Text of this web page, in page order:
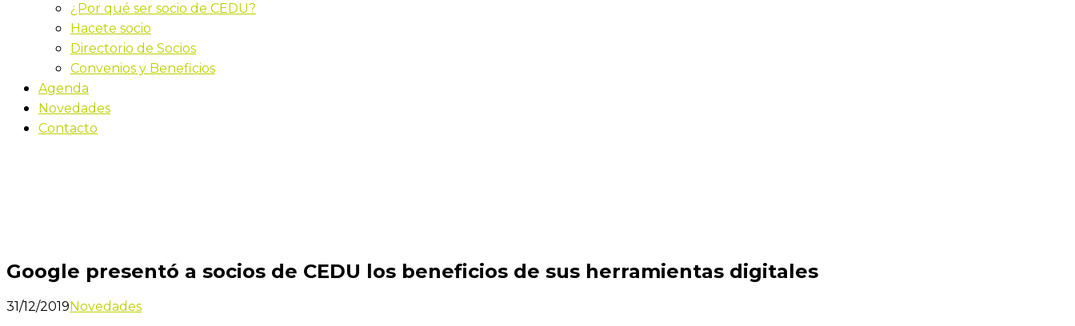
¿Por qué ser socio de CEDU?
Hacete socio
Directorio de Socios
Convenios y Beneficios
Agenda
Novedades
Contacto
Google presentó a socios de CEDU los beneficios de sus herramientas digitales
31/12/2019Novedades